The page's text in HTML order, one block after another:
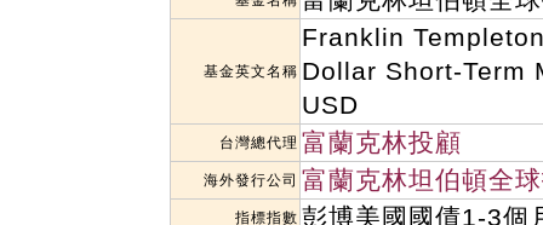
基金英文名稱
Franklin
Dollar Short-Term
USD
台灣總代理 富蘭克林投顧
海外發行公司 富蘭克林坦伯頓全
指標指數 彭博美國國債1-3個